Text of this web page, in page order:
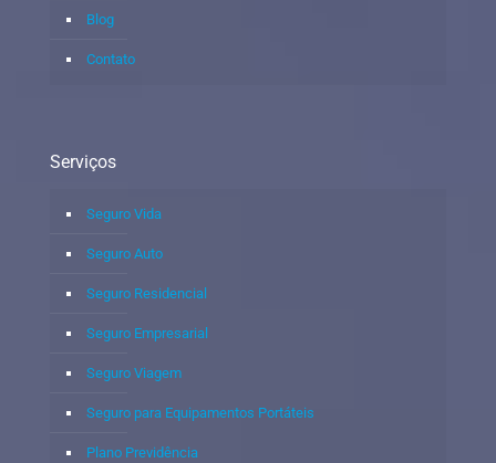
Blog
Contato
Serviços
Seguro Vida
Seguro Auto
Seguro Residencial
Seguro Empresarial
Seguro Viagem
Seguro para Equipamentos Portáteis
Plano Previdência